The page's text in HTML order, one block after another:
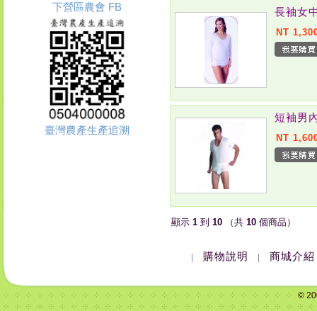
下營區農會 FB
臺灣農產生產追溯
長袖女
NT
短袖男
NT
顯示 1 到 10 （共 10 個商品）
購物說明 商城介紹
©